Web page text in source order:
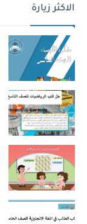
الاكثر زيارة